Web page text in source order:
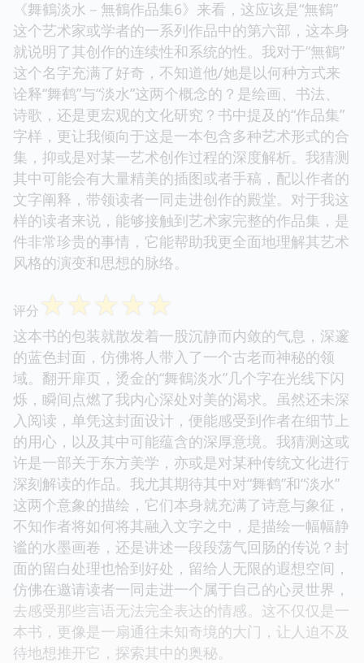
《舞鶴淡水－無鶴作品集6》来看，这应该是“無鶴”
这个艺术家或学者的一系列作品中的第六部，这本身
就说明了其创作的连续性和系统的性。我对于“無鶴”
这个名字充满了好奇，不知道他/她是以何种方式来
诠释“舞鹤”与“淡水”这两个概念的？是绘画、书法、
诗歌，还是更宏观的文化研究？书中提及的“作品集”
字样，更让我倾向于这是一本包含多种艺术形式的合
集，抑或是对某一艺术创作过程的深度解析。我猜测
其中可能会有大量精美的插图或者手稿，配以作者的
文字阐释，带领读者一同走进创作的殿堂。对于我这
样的读者来说，能够接触到艺术家完整的作品集，是
件非常珍贵的事情，它能帮助我更全面地理解其艺术
风格的演变和思想的脉络。
评分 ☆☆☆☆☆
这本书的包装就散发着一股沉静而内敛的气息，深邃
的蓝色封面，仿佛将人带入了一个古老而神秘的领
域。翻开扉页，烫金的“舞鶴淡水”几个字在光线下闪
烁，瞬间点燃了我内心深处对美的渴求。虽然还未深
入阅读，单凭这封面设计，便能感受到作者在细节上
的用心，以及其中可能蕴含的深厚意境。我猜测这或
许是一部关于东方美学，亦或是对某种传统文化进行
深刻解读的作品。我尤其期待其中对“舞鹤”和“淡水”
这两个意象的描绘，它们本身就充满了诗意与象征，
不知作者将如何将其融入文字之中，是描绘一幅幅静
谧的水墨画卷，还是讲述一段段荡气回肠的传说？封
面的留白处理也恰到好处，留给人无限的遐想空间，
仿佛在邀请读者一同走进一个属于自己的心灵世界，
去感受那些言语无法完全表达的情感。这不仅仅是一
本书，更像是一扇通往未知奇境的大门，让人迫不及
待地想推开它，探索其中的奥秘。